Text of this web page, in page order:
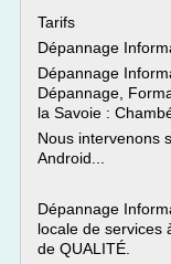
Tarifs
Dépannage
Dépannage
Dépannage,
la Savoie :
Nous intervenons
Android...
Dépannage
locale de services
de QUALITÉ.